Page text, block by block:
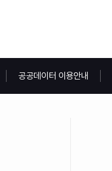
공공데이터 이용안내